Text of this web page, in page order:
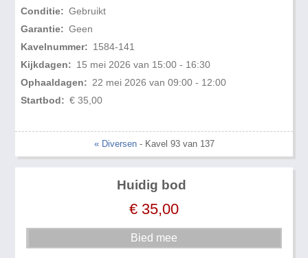
Conditie: Gebruikt
Garantie: Geen
Kavelnummer: 1584-141
Kijkdagen: 15 mei 2026 van 15:00 - 16:30
Ophaaldagen: 22 mei 2026 van 09:00 - 12:00
Startbod: € 35,00
« Diversen- Kavel 93 van 137
Huidig bod
€ 35,00